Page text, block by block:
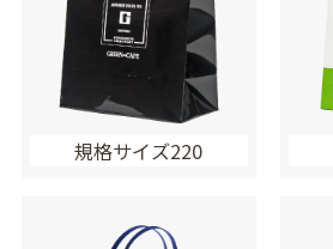
規格サイズ220